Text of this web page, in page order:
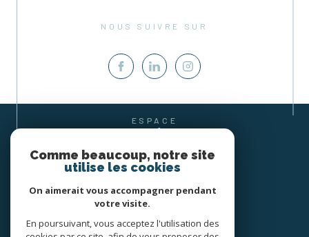
NOUS SUIVRE SUR
ESPACE
SE CONNECTER
Comme beaucoup, notre site
utilise les cookies
On aimerait vous accompagner pendant
votre visite.
En poursuivant, vous acceptez l'utilisation des